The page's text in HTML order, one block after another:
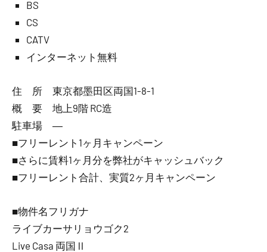
BS
CS
CATV
インターネット無料
住 所 東京都墨田区両国1-8-1
概 要 地上9階 RC造
駐車場 ―
■フリーレント1ヶ月キャンペーン
■さらに賃料1ヶ月分を弊社がキャッシュバック
■フリーレント合計、実質2ヶ月キャンペーン
■物件名フリガナ
ライブカーサリョウゴク2
Live Casa 両国Ⅱ